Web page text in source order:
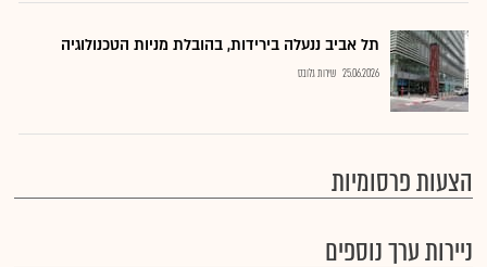
תל אביב ננעלה בירידות, בהובלת מניות הטכנולוגיה
25.06.2026 שירות גלובס
הצעות פרסומיות
ניירות ערך נוספים